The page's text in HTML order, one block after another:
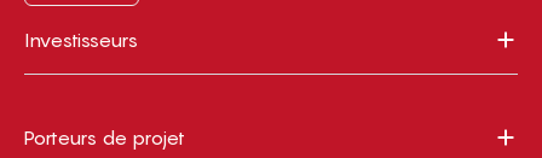
Investisseurs
Porteurs de projet